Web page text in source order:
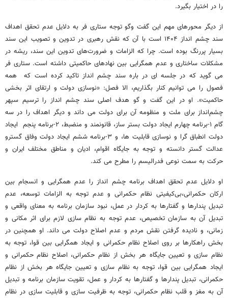
را در اختیار بگیرد.
از دیگر محورهای مهم این گفت وگو توجه ستاری فر به دلایل عدم تحقق اهداف
سند چشم انداز ۱۴۰۴ است با آن که نقش رهبری در تدوین و تصویب این سند
بسیار پررنگ بوده است. چرا که الزامات و ضرورت‌های تدوین این سند، ریشه در
مشکلات ساختاری و عدم همگرایی بین نهادهای حاکمیتی داشته است. ستاری فر
می گوید که در جلسه ای در باره سند چشم انداز تاکید کرده است که همه
فصول را می توانیم کنار بگذاریم، الا فصل: «نوسازی دولت و ارتقای اثر بخشی
حاکمیت». او در این گفت و گو هدف اصلی سند چشم انداز را ترسیم سپهر
چشم‌انداز برای ملت و منظومه آن برای دولت می داند و دیگر اهداف را در سه
گام ۱-برنامه چهارم ایجاد دولت بستر ساز، قانونمند و منضبط، ۲-برنامه پنجم ایجاد
دولت انطباق گرا و نوسازی قابلیت ها، و ۳-برنامه ششم ایجاد دولت وفاق گسترو
عدالت گستر دانسته و توجه به جایگاه اقوام، ادیان و مناطق مختلف ایران و
حرکت به سمت نوعی فدرالیسم را مطرح می کند.
او دلایل عدم تحقق اهداف برنامه چشم انداز را عدم همگرایی و انسجام بین
ارکان حکمرانی،بی‌کیفیتی نظام حکمرانی و عدم توجه به الزامات توسعه، عدم
تبدیل پندارها و گفتارها به کردار در عمل، نبود سازمان برنامه به معنای واقعی و
تبدیل آن به سازمان تخصیص، عدم توجه به نظام سازی لازم برای اثر مکانی و
زمانی، و نادیده گرفتن نقش مردم و عدم اصلاح دولت می داند. او همچنین در
بخش راهکارها بر روی اصلاح نظام حکمرانی و ایجاد همگرایی بین قوا، توجه به
نظام سازی و تعیین جایگاه هر بخش از نظام حکمرانی، اصلاح نظام حکمرانی و
ایجاد همگرایی بین قوا، توجه به نظام سازی و تعیین جایگاه هر بخش از نظام
حکمرانی، تبدیل پندارها و گفتارها به کردار و عمل، تقویت سازمان برنامه و تبدیل
آن به مغز و قلب نظام حکمرانی، توجه به ظرفیت سازی و قابلیت سازی در نظام